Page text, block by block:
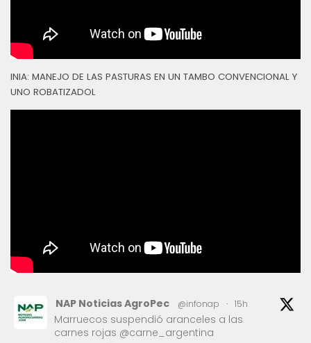
INIA: MANEJO DE LAS PASTURAS EN UN TAMBO CONVENCIONAL Y
UNO ROBATIZADOL
NAP Noticias AgroPec @infonap · 15h
Marruecos suspendió aranceles a las
carnes rojas @carne_argentina